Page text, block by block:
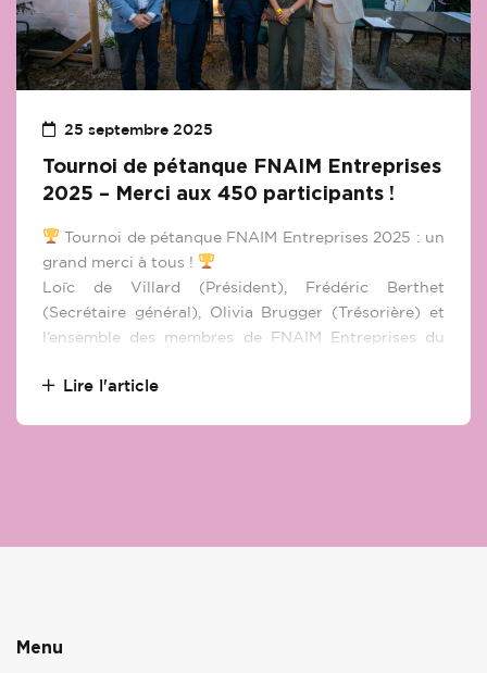
25 septembre 2025
Tournoi de pétanque FNAIM Entreprises
2025 – Merci aux 450 participants !
Tournoi de pétanque FNAIM Entreprises 2025 : un
grand merci à tous !
Loïc de Villard (Président), Frédéric Berthet
(Secrétaire général), Olivia Brugger (Trésorière) et
l’ensemble des membres de FNAIM Entreprises du
remerciements aux 450 participants, partenaires et
Lire l'article
Menu